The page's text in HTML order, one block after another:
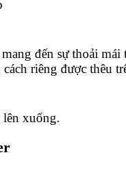
đến sự thoải
riêng được thêu
lên xuống.